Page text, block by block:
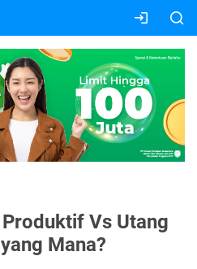
Vs Utang
Mana?